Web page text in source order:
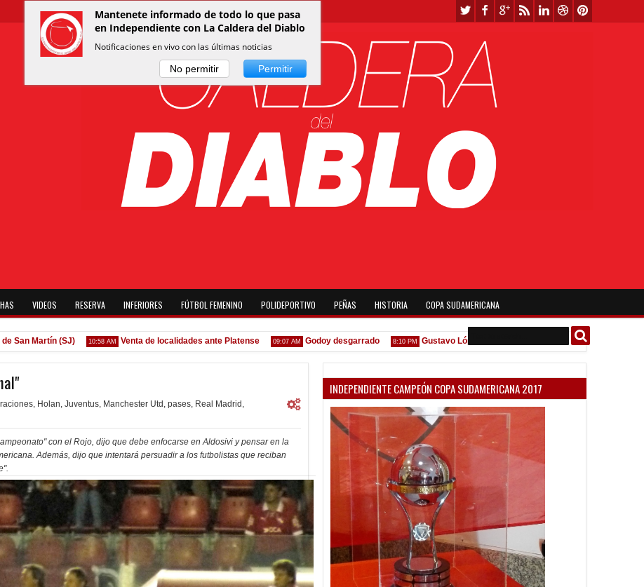
VIDEOS RESERVA INFERIORES FÚTBOL FEMENINO POLIDEPORTIVO PEÑAS HISTORIA COPA SUDAMERICANA
Martín (SJ) 10:58 AM Venta de localidades ante Platense 09:07 AM Godoy desgarrado 8:10 PM Gustavo López: "La diferencia entre Vélez e Independiente
, Holan, Juventus, Manchester Utd , pases, Real Madrid ,
con el Rojo, dijo que debe enfocarse en Aldosivi y pensar en la
Además, dijo que intentará persuadir a los futbolistas que reciban
INDEPENDIENTE CAMPEÓN COPA SUDAMERICANA 2017
Mantenete informado de todo lo que pasa
en Independiente con La Caldera del Diablo
Notificaciones en vivo con las últimas noticias
No permitir Permitir